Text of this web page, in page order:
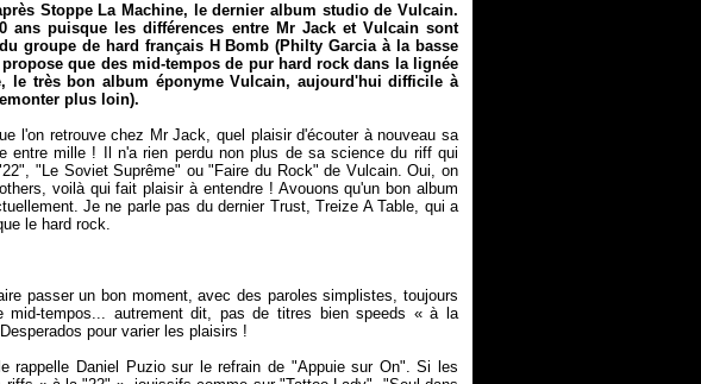
Stoppe La Machine, le dernier album studio de Vulcain.
ans puisque les différences entre Mr Jack et Vulcain sont
groupe de hard français H Bomb (Philty Garcia à la basse
que des mid-tempos de pur hard rock dans la lignée
, le très bon album éponymeVulcain, aujourd'hui difficile à
plus loin).
l'on retrouve chez Mr Jack, quel plaisir d'écouter à nouveau sa
entre mille ! Il n'a rien perdu non plus de sa science du riff qui
"Le Soviet Suprême" ou "Faire du Rock" de Vulcain. Oui, on
, voilà qui fait plaisir à entendre ! Avouons qu'un bon album
Je ne parle pas du dernier Trust,Treize A Table, qui a
passer un bon moment, avec des paroles simplistes, toujours
tempos... autrement dit, pas de titres bien speeds « à la
Desperados
rappelle Daniel Puzio sur le refrain de "Appuie sur On". Si les